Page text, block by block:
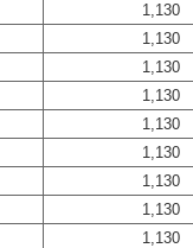
1,130
1,130
1,130
1,130
1,130
1,130
1,130
1,130
1,130